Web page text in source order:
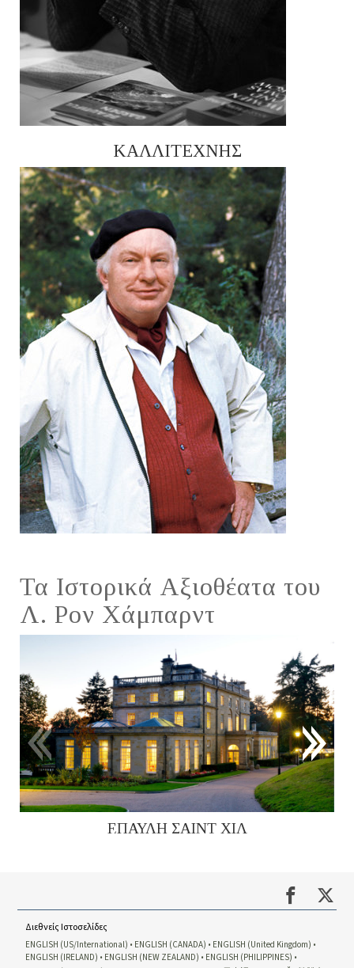
ΚΑΛΛΙΤΕΧΝΗΣ
Τα Ιστορικά Αξιοθέατα του
Λ. Ρον Χάμπαρντ
ΕΠΑΥΛΗ ΣΑΙΝΤ ΧΙΛ
Διεθνείς Ιστοσελίδες
ENGLISH (US/International) ENGLISH (CANADA)
ENGLISH (United Kingdom)
ENGLISH (IRELAND)
ENGLISH (NEW ZEALAND)
ENGLISH (PHILIPPINES)